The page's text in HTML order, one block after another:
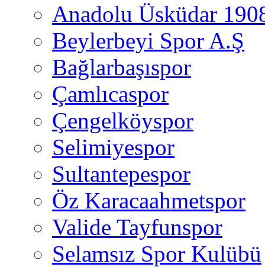
Anadolu Üsküdar
Beylerbeyi Spor A.Ş
Bağlarbaşıspor
Çamlıcaspor
Çengelköyspor
Selimiyespor
Sultantepespor
Öz Karacaahmetspor
Valide Tayfunspor
Selamsız Spor Kulübü